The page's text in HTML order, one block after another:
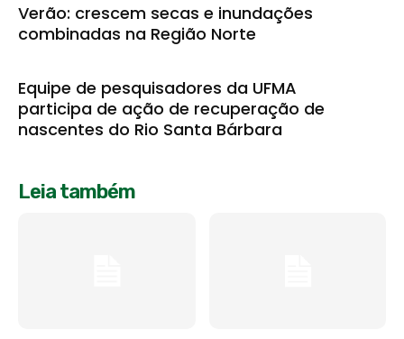
Verão: crescem secas e inundações
combinadas na Região Norte
Equipe de pesquisadores da UFMA
participa de ação de recuperação de
nascentes do Rio Santa Bárbara
Leia também